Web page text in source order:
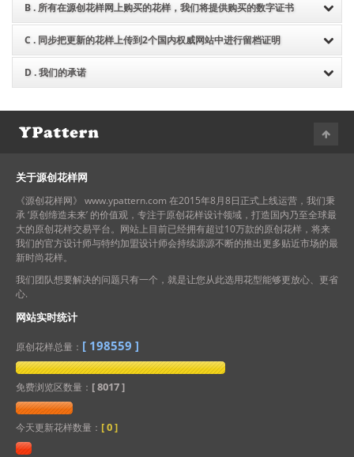
B . 所有在源创花样网上购买的花样，我们将提供购买的数字证书
凡是在《源创花样网》上购买的花样，无论购买的
是使用权还是买断花样，在购买成功后网站将会提供一张
购买数字证书图片，您可以下载该证书到电脑上保存。
C . 同步把更新的花样上传到2个国内权威网站中进行留档证明
《源创花样网》上的所有花样我们都将同步更新到
D . 我们的承诺
在国内花样版权保护判定不确定因素存在的环境
下，如花样被第三方认为侵权时，我们将会提供上述几点
要向本站出示版权仲裁部门的判决书，本站将作出最终按
花样购买价格的3倍退赔承诺。
关于源创花样网
《源创花样网》 www.ypattern.com 在2015年8月8日正式上线运营，我们秉
承 ‘原创缔造未来’ 的价值观，专注于原创花样设计领域，打造国内乃至全球最
大的原创花样交易平台。网站上目前已经拥有超过10万款的原创花样，将来
我们的官方设计师与特约加盟设计师会持续源源不断的推出更多贴近市场的最
新时尚花样。
我们团队想要解决的问题只有一个，就是让您从此选用花型能够更放心、更省
心.
网站实时统计
原创花样总量： [ 198559 ]
免费浏览区数量： [ 8017 ]
今天更新花样数量： [0]